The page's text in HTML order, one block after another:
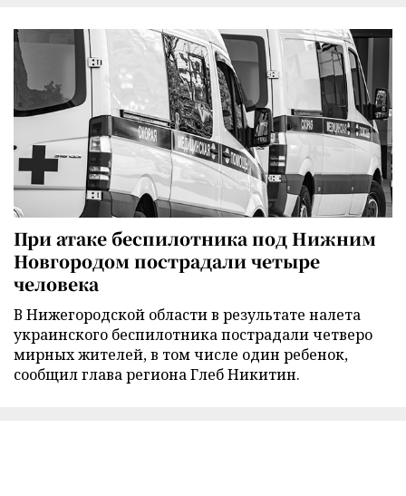
При атаке беспилотника под Нижним
Новгородом пострадали четыре
человека
В Нижегородской области в результате налета
украинского беспилотника пострадали четверо
мирных жителей, в том числе один ребенок,
сообщил глава региона Глеб Никитин.